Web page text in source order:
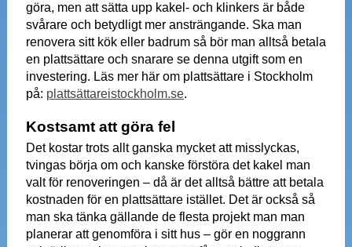
göra, men att sätta upp kakel- och klinkers är både
svårare och betydligt mer ansträngande. Ska man
renovera sitt kök eller badrum så bör man alltså betala
en plattsättare och snarare se denna utgift som en
investering. Läs mer här om plattsättare i Stockholm
på: plattsättareistockholm.se.
Kostsamt att göra fel
Det kostar trots allt ganska mycket att misslyckas,
tvingas börja om och kanske förstöra det kakel man
valt för renoveringen – då är det alltså bättre att betala
kostnaden för en plattsättare istället. Det är också så
man ska tänka gällande de flesta projekt man man
planerar att genomföra i sitt hus – gör en noggrann